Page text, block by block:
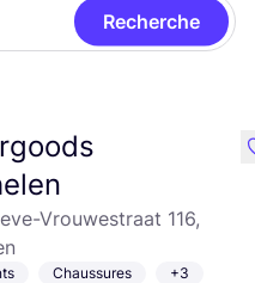
Recherche
Vrouwestraat 116,
Chaussures +3